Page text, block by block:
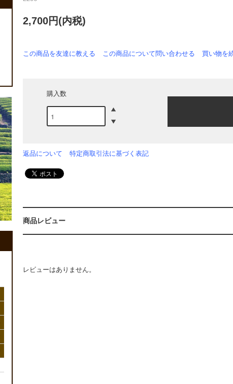
2,700円(内税)
この商品を友達に教える この商品について問い合わせる 買い物を
購入数
返品について 特定商取引法に基づく表記
商品レビュー
レビューはありません。